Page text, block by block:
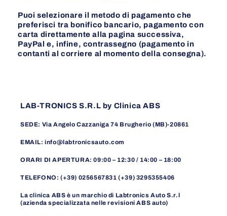
Puoi selezionare il metodo di pagamento che
preferisci tra bonifico bancario, pagamento con
carta direttamente alla pagina successiva,
PayPal e, infine, contrassegno (pagamento in
contanti al corriere al momento della consegna).
LAB-TRONICS S.R.L by Clinica ABS
SEDE: Via Angelo Cazzaniga 74 Brugherio (MB)-20861
EMAIL: info@labtronicsauto.com
ORARI DI APERTURA: 09:00 – 12:30 / 14:00 – 18:00
TELEFONO: (+39) 0256567831 (+39) 3295355406
La clinica ABS è un marchio di Labtronics Auto S.r.l
(azienda specializzata nelle revisioni ABS auto)